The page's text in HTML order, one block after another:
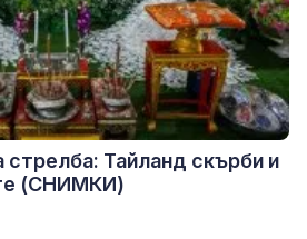
Тайланд скърби и
(СНИМКИ)